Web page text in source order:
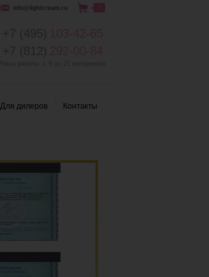
info@lightcream.ru 0
Для дилеров Контакты